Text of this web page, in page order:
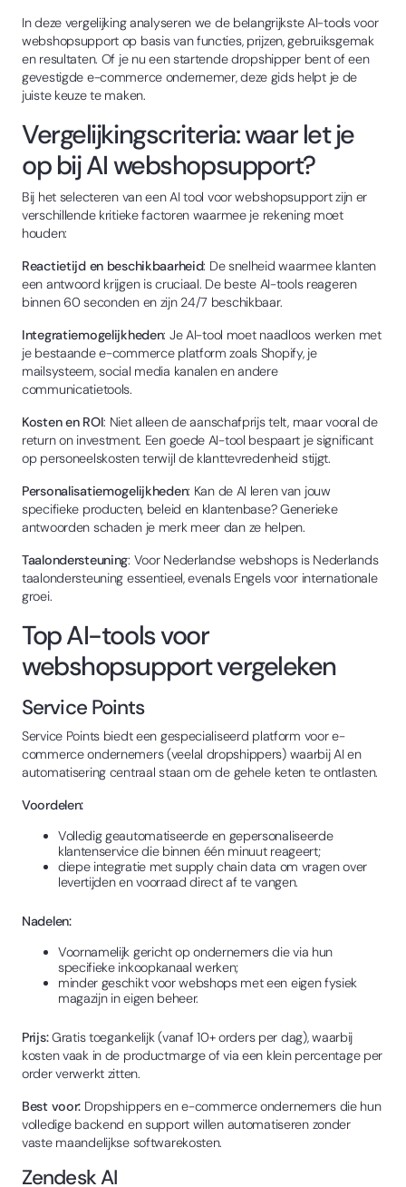
In deze vergelijking analyseren we de belangrijkste AI-tools voor
webshopsupport op basis van functies, prijzen, gebruiksgemak
en resultaten. Of je nu een startende dropshipper bent of een
gevestigde e-commerce ondernemer, deze gids helpt je de
juiste keuze te maken.
Vergelijkingscriteria: waar let je
op bij AI webshopsupport?
Bij het selecteren van een AI tool voor webshopsupport zijn er
verschillende kritieke factoren waarmee je rekening moet
houden:
Reactietijd en beschikbaarheid: De snelheid waarmee klanten
een antwoord krijgen is cruciaal. De beste AI-tools reageren
binnen 60 seconden en zijn 24/7 beschikbaar.
Integratiemogelijkheden: Je AI-tool moet naadloos werken met
je bestaande e-commerce platform zoals Shopify, je
mailsysteem, social media kanalen en andere
communicatietools.
Kosten en ROI: Niet alleen de aanschafprijs telt, maar vooral de
return on investment. Een goede AI-tool bespaart je significant
op personeelskosten terwijl de klanttevredenheid stijgt.
Personalisatiemogelijkheden: Kan de AI leren van jouw
specifieke producten, beleid en klantenbase? Generieke
antwoorden schaden je merk meer dan ze helpen.
Taalondersteuning: Voor Nederlandse webshops is Nederlands
taalondersteuning essentieel, evenals Engels voor internationale
groei.
Top AI-tools voor
webshopsupport vergeleken
Service Points
Service Points biedt een gespecialiseerd platform voor e-
commerce ondernemers (veelal dropshippers) waarbij AI en
automatisering centraal staan om de gehele keten te ontlasten.
Voordelen:
Volledig geautomatiseerde en gepersonaliseerde
klantenservice die binnen één minuut reageert;
diepe integratie met supply chain data om vragen over
levertijden en voorraad direct af te vangen.
Nadelen:
Voornamelijk gericht op ondernemers die via hun
specifieke inkoopkanaal werken;
minder geschikt voor webshops met een eigen fysiek
magazijn in eigen beheer.
Prijs:Gratis toegankelijk (vanaf 10+ orders per dag), waarbij
kosten vaak in de productmarge of via een klein percentage per
order verwerkt zitten.
Best voor: Dropshippers en e-commerce ondernemers die hun
volledige backend en support willen automatiseren zonder
vaste maandelijkse softwarekosten.
Zendesk AI